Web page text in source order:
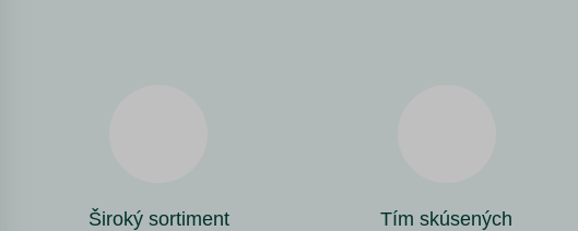
Široký sortiment
Tím skúsených